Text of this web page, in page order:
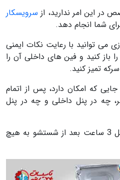
در این امر ندارید، از سرویسکار
شما انجام دهد.
می توانید با رعایت نکات ایمنی
باز کنید و فین های داخلی آن را
تمیز کنید.
که امکان دارد، پس از اتمام
چه در پنل داخلی و چه در پنل
ضمن اینکه بهتر است تا حداقل 3 ساعت بعد از شستشو به هیچ